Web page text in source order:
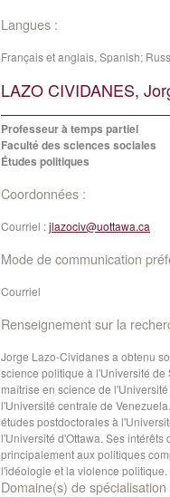
Langues :
Français et anglais, Spanish;
LAZO CIVIDANES,
Professeur à temps partiel
Faculté des sciences sociales
Études politiques
Coordonnées :
Courriel :jlazociv@uottawa.ca
Mode de communication
Courriel
Renseignement sur la
Jorge Lazo-Cividanes a obtenu
science politique à l'Université
maîtrise en science de
l'Université centrale de
études postdoctorales à
l'Université d'Ottawa. Ses
principalement aux politiques
l'idéologie et la violence politique.
Domaine(s) de spécialisation